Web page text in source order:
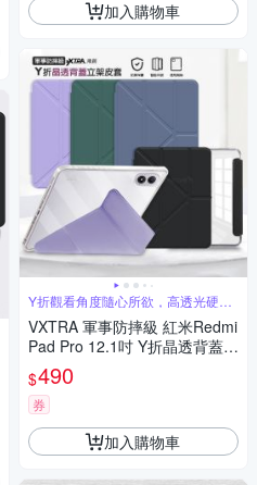
加入購物車
Y折觀看角度隨心所欲，高透光硬背
板
VXTRA 軍事防摔級 紅米Redmi
Pad Pro 12.1吋 Y折晶透背蓋立
架皮套 含筆槽
$490
券
加入購物車